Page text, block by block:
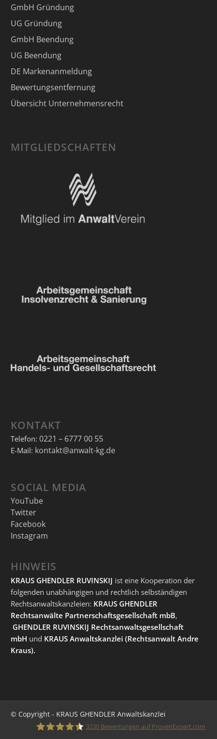
GmbH Gründung
UG Gründung
GmbH Beendung
UG Beendung
DE Markenanmeldung
Bewertungsentfernung
Übersicht Unternehmensrecht
MITGLIEDSCHAFTEN
KONTAKT
Telefon: 0221 – 6777 00 55
E-Mail: kontakt@anwalt-kg.de
SOCIAL MEDIA
YouTube
Twitter
Facebook
Instagram
HINWEIS
KRAUS GHENDLER RUVINSKIJ ist eine Kooperation der
folgenden unabhängigen und rechtlich selbständigen
Rechtsanwaltskanzleien: KRAUS GHENDLER
Rechtsanwälte Partnerschaftsgesellschaft mbB,
GHENDLER RUVINSKIJ Rechtsanwaltsgesellschaft
mbH und KRAUS Anwaltskanzlei (Rechtsanwalt Andre
Kraus).
© Copyright - KRAUS GHENDLER Anwaltskanzlei
3230 Bewertungen auf ProvenExpert.com